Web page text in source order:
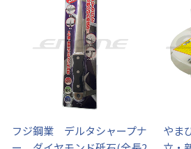
フジ鋼業 デルタシャープナ
やま
お買い物を続ける